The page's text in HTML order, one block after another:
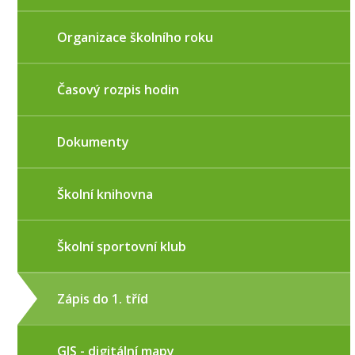
Organizace školního roku
Časový rozpis hodin
Dokumenty
Školní knihovna
Školní sportovní klub
Zápis do 1. tříd
GIS - digitální mapy